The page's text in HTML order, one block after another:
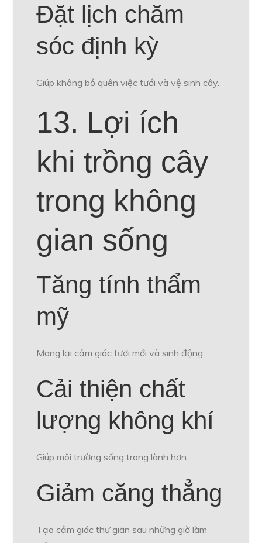
Đặt lịch chăm
sóc định kỳ
Giúp không bỏ quên việc tưới và vệ sinh cây.
13. Lợi ích
khi trồng cây
trong không
gian sống
Tăng tính thẩm
mỹ
Mang lại cảm giác tươi mới và sinh động.
Cải thiện chất
lượng không khí
Giúp môi trường sống trong lành hơn.
Giảm căng thẳng
Tạo cảm giác thư giãn sau những giờ làm